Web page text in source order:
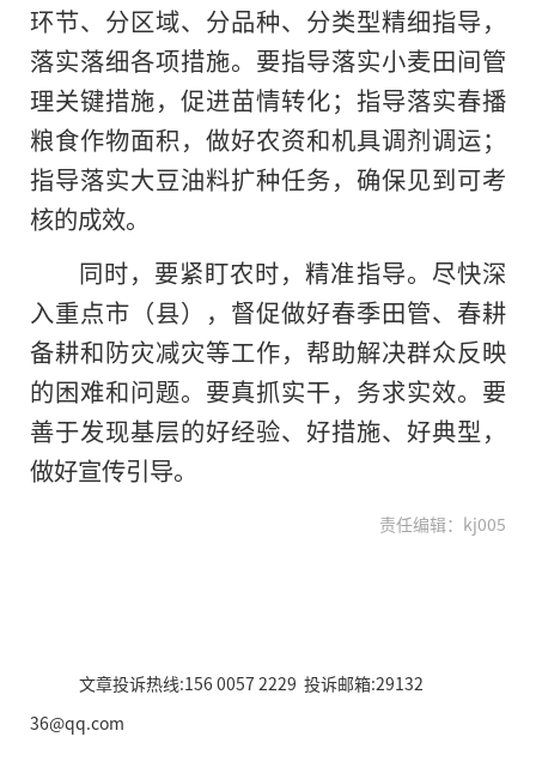
环节、分区域、分品种、分类型精细指导，
落实落细各项措施。要指导落实小麦田间管
理关键措施，促进苗情转化；指导落实春播
粮食作物面积，做好农资和机具调剂调运；
指导落实大豆油料扩种任务，确保见到可考
核的成效。
同时，要紧盯农时，精准指导。尽快深
入重点市（县），督促做好春季田管、春耕
备耕和防灾减灾等工作，帮助解决群众反映
的困难和问题。要真抓实干，务求实效。要
善于发现基层的好经验、好措施、好典型，
做好宣传引导。
责任编辑：kj005
文章投诉热线:156 0057 2229 投诉邮箱:29132
36@qq.com